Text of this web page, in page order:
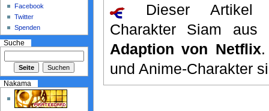
Dieser Artikel
Charakter Siam
Adaption von Netflix
und Anime-Charakter
Facebook
Twitter
Spenden
Suche
Nakama